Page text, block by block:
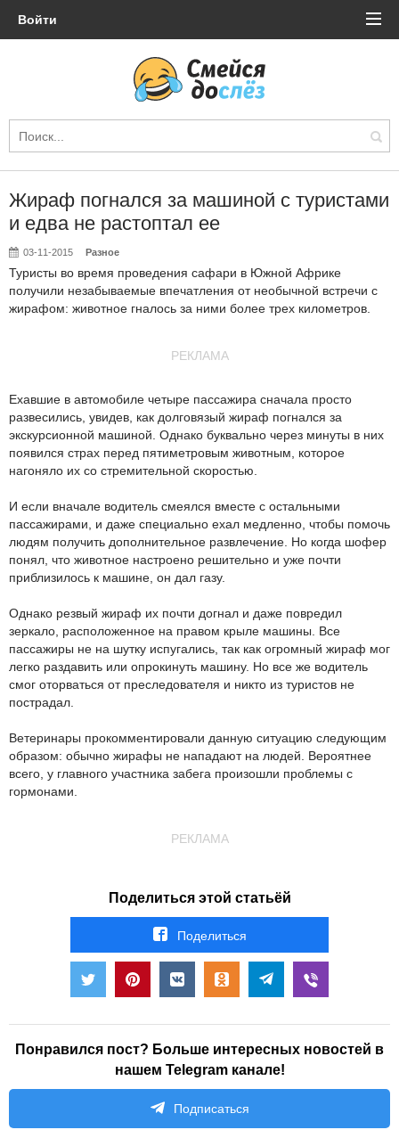
Войти
Жираф погнался за машиной с туристами
и едва не растоптал ее
03-11-2015 Разное
Туристы во время проведения сафари в Южной Африке
получили незабываемые впечатления от необычной встречи с
жирафом: животное гналось за ними более трех километров.
РЕКЛАМА
Ехавшие в автомобиле четыре пассажира сначала просто
развесились, увидев, как долговязый жираф погнался за
экскурсионной машиной. Однако буквально через минуты в них
появился страх перед пятиметровым животным, которое
нагоняло их со стремительной скоростью.
И если вначале водитель смеялся вместе с остальными
пассажирами, и даже специально ехал медленно, чтобы помочь
людям получить дополнительное развлечение. Но когда шофер
понял, что животное настроено решительно и уже почти
приблизилось к машине, он дал газу.
Однако резвый жираф их почти догнал и даже повредил
зеркало, расположенное на правом крыле машины. Все
пассажиры не на шутку испугались, так как огромный жираф мог
легко раздавить или опрокинуть машину. Но все же водитель
смог оторваться от преследователя и никто из туристов не
пострадал.
Ветеринары прокомментировали данную ситуацию следующим
образом: обычно жирафы не нападают на людей. Вероятнее
всего, у главного участника забега произошли проблемы с
гормонами.
РЕКЛАМА
Поделиться этой статьёй
Поделиться
Понравился пост? Больше интересных новостей в
нашем Telegram канале!
Подписаться